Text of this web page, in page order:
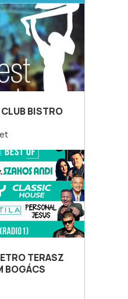
BISTRO
TERASZ
BOGÁCS